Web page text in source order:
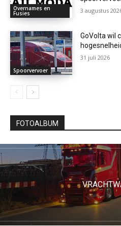
Overnames en
Fusies 3 augustus
Spoorvervoer
GoVolta wil
31 juli 2026
FOTOALBUM